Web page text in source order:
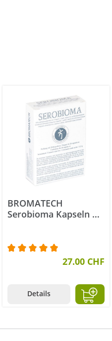
von 5 von 5 Sternen
BROMATECH
Serobioma Kapseln 24
Durchschnittliche27.00 CHF
Details